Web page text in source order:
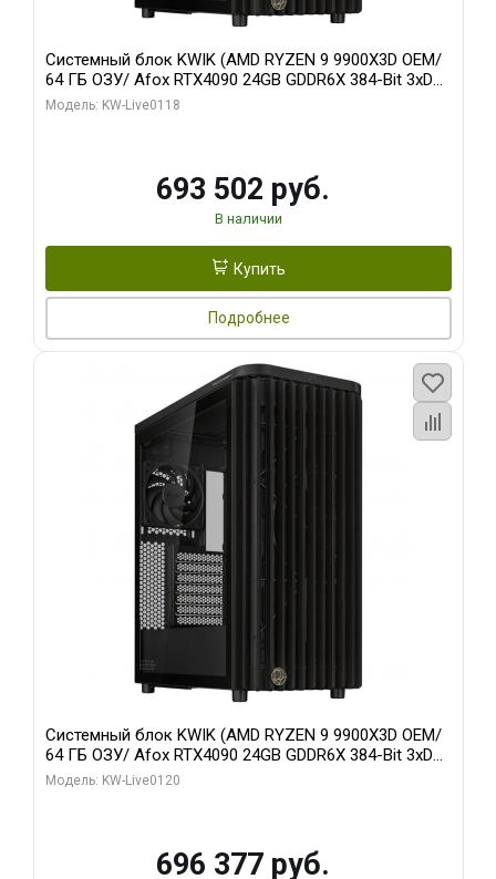
Системный блок KWIK (AMD RYZEN 9 9900X3D OEM/
64 ГБ ОЗУ/ Afox RTX4090 24GB GDDR6X 384-Bit 3xDP
HDMI ATX Turbo/ 960 ГБ SSD)
Модель: KW-Live0118
693 502 руб.
В наличии
Купить
Подробнее
Системный блок KWIK (AMD RYZEN 9 9900X3D OEM/
64 ГБ ОЗУ/ Afox RTX4090 24GB GDDR6X 384-Bit 3xDP
HDMI ATX Turbo/ 1 ТБ SSD)
Модель: KW-Live0120
696 377 руб.